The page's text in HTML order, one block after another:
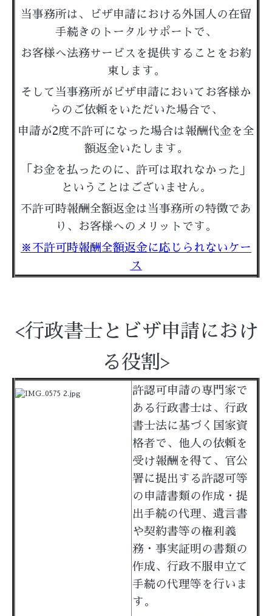
当事務所は、ビザ申請における外国人の在留
手続きのトータルサポートで、
お客様へ法務サービスを提供することをお約
束します。
そして当事務所がビザ申請においてお客様か
らのご依頼をいただいた場合で、
申請が2度不許可になった場合は報酬代金を全
額返金いたします。
「お金を払ったのに、許可は取れなかった」
ということはございません。
不許可時報酬全額返金は当事務所の特徴であ
り、お客様へのメリットです。
※不許可時報酬全額返金に応じられないケー
ス
<行政書士とビザ申請におけ
る役割>
許認可申請の専門家で
ある行政書士は、行政
書士法に基づく国家資
格者で、他人の依頼を
受け報酬を得て、官公
署に提出する許認可等
の申請書類の作成・提
出手続の代理、遺言書
や契約書等の権利義
務・事実証明の書類の
作成、行政不服申立て
手続の代理等を行いま
す。